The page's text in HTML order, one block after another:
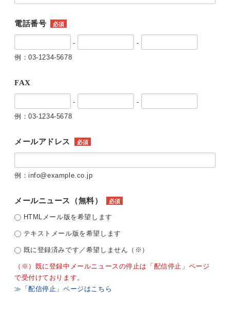
電話番号 必須
-
-
例：03-1234-5678
FAX
-
-
例：03-1234-5678
メールアドレス 必須
例：info@example.co.jp
メールニュース（無料） 必須
HTMLメール版を希望します
テキストメール版を希望します
既に登録済みです／希望しません（※）
（※）既に登録中メールニュースの停止は「配信停止」ページ
で受付けております。
≫「配信停止」ページはこちら